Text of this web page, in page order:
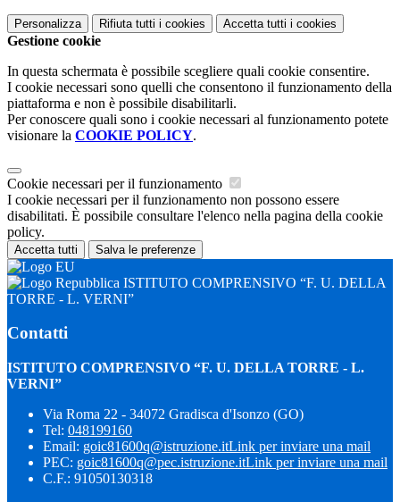
Personalizza Rifiuta tutti i cookies Accetta tutti i cookies
Gestione cookie
In questa schermata è possibile scegliere quali cookie consentire.
I cookie necessari sono quelli che consentono il funzionamento della
piattaforma e non è possibile disabilitarli.
Per conoscere quali sono i cookie necessari al funzionamento potete
visionare la COOKIE POLICY.
Cookie necessari per il funzionamento
I cookie necessari per il funzionamento non possono essere
disabilitati. È possibile consultare l'elenco nella pagina della cookie
policy.
Accetta tutti Salva le preferenze
ISTITUTO COMPRENSIVO “F. U. DELLA
TORRE - L. VERNI”
Contatti
ISTITUTO COMPRENSIVO “F. U. DELLA TORRE - L.
VERNI”
Via Roma 22 - 34072 Gradisca d'Isonzo (GO)
Tel: 048199160
Email: goic81600q@istruzione.itLink per inviare una mail
PEC: goic81600q@pec.istruzione.itLink per inviare una mail
C.F.: 91050130318